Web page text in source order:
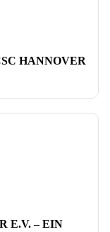
HANNOVER
E.V. – EIN